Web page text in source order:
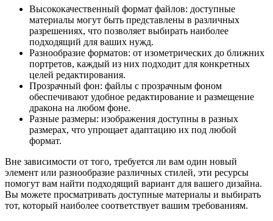
Высококачественный формат файлов: доступные
материалы могут быть представлены в различных
разрешениях, что позволяет выбирать наиболее
подходящий для ваших нужд.
Разнообразие форматов: от изометрических до ближних
портретов, каждый из них подходит для конкретных
целей редактирования.
Прозрачный фон: файлы с прозрачным фоном
обеспечивают удобное редактирование и размещение
дракона на любом фоне.
Разные размеры: изображения доступны в разных
размерах, что упрощает адаптацию их под любой
формат.
Вне зависимости от того, требуется ли вам один новый
элемент или разнообразие различных стилей, эти ресурсы
помогут вам найти подходящий вариант для вашего дизайна.
Вы можете просматривать доступные материалы и выбирать
тот, который наиболее соответствует вашим требованиям.